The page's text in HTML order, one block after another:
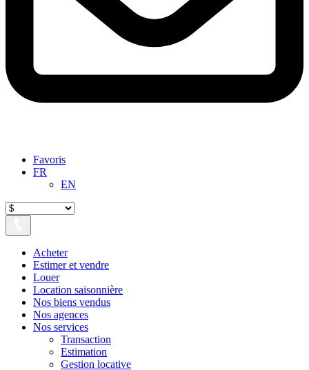
Favoris
FR
EN
Acheter
Estimer et vendre
Louer
Location saisonnière
Nos biens vendus
Nos agences
Nos services
Transaction
Estimation
Gestion locative